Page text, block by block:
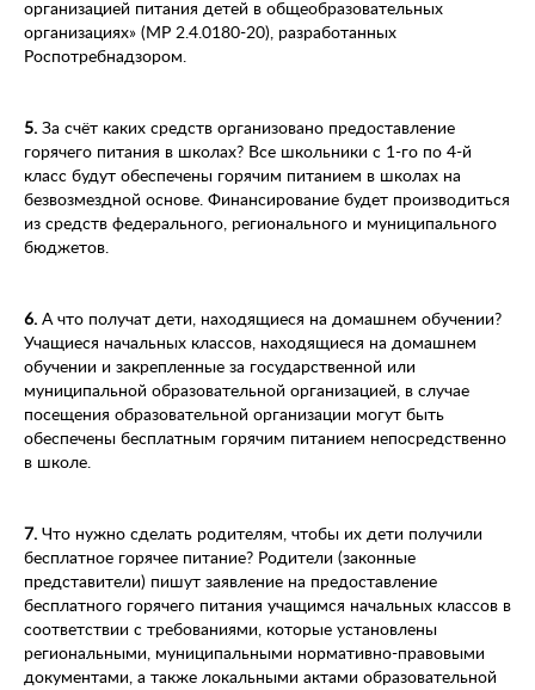
организацией питания детей в общеобразовательных
организациях» (МР 2.4.0180-20), разработанных
Роспотребнадзором.
5. За счёт каких средств организовано предоставление
горячего питания в школах? Все школьники с 1-го по 4-й
класс будут обеспечены горячим питанием в школах на
безвозмездной основе. Финансирование будет производиться
из средств федерального, регионального и муниципального
бюджетов.
6. А что получат дети, находящиеся на домашнем обучении?
Учащиеся начальных классов, находящиеся на домашнем
обучении и закрепленные за государственной или
муниципальной образовательной организацией, в случае
посещения образовательной организации могут быть
обеспечены бесплатным горячим питанием непосредственно
в школе.
7. Что нужно сделать родителям, чтобы их дети получили
бесплатное горячее питание? Родители (законные
представители) пишут заявление на предоставление
бесплатного горячего питания учащимся начальных классов в
соответствии с требованиями, которые установлены
региональными, муниципальными нормативно-правовыми
документами, а также локальными актами образовательной